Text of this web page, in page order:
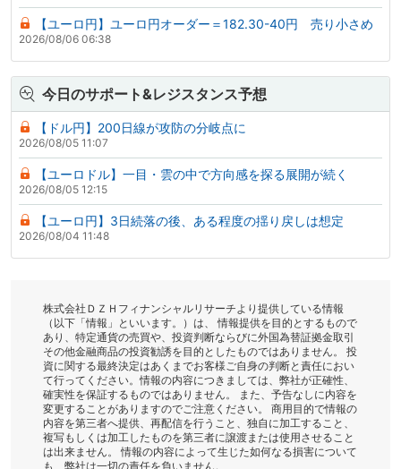
【ユーロ円】ユーロ円オーダー＝182.30-40円 売り小さめ
2026/08/06 06:38
今日のサポート&レジスタンス予想
【ドル円】200日線が攻防の分岐点に
2026/08/05 11:07
【ユーロドル】一目・雲の中で方向感を探る展開が続く
2026/08/05 12:15
【ユーロ円】3日続落の後、ある程度の揺り戻しは想定
2026/08/04 11:48
株式会社ＤＺＨフィナンシャルリサーチより提供している情報
（以下「情報」といいます。）は、 情報提供を目的とするもので
あり、特定通貨の売買や、投資判断ならびに外国為替証拠金取引
その他金融商品の投資勧誘を目的としたものではありません。 投
資に関する最終決定はあくまでお客様ご自身の判断と責任におい
て行ってください。情報の内容につきましては、弊社が正確性、
確実性を保証するものではありません。 また、予告なしに内容を
変更することがありますのでご注意ください。 商用目的で情報の
内容を第三者へ提供、再配信を行うこと、独自に加工すること、
複写もしくは加工したものを第三者に譲渡または使用させること
は出来ません。 情報の内容によって生じた如何なる損害について
も、弊社は一切の責任を負いません。